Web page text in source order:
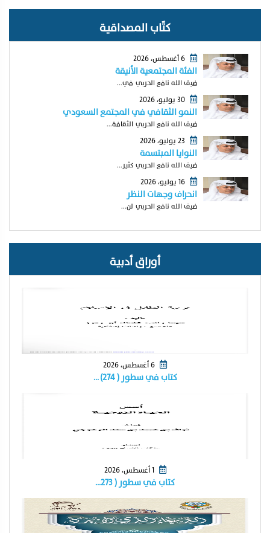
كتّاب المصداقية
6 أغسطس، 2026
الفئة المجتمعية الأنيقة
ضيف الله نافع الحربي في...
30 يوليو، 2026
النمو الثقافي في المجتمع السعودي
ضيف الله نافع الحربي الثقافة...
النوايا المبتسمة
ضيف الله نافع الحربي كثير...
16 يوليو، 2026
انحراف وجهات النظر
ضيف الله نافع الحربي لن...
أوراق أدبية
كتاب في سطور ( ٢٧٤) …
1 أغسطس، 2026
كتاب في سطور ( ٢٧٣…